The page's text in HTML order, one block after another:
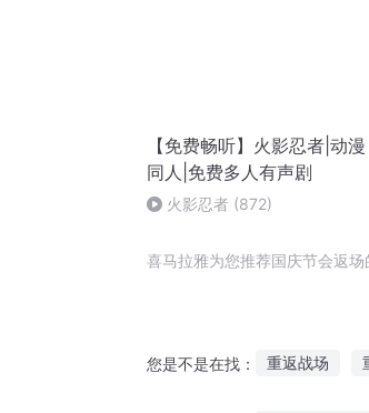
【免费畅听】火影忍者|动漫
同人|免费多人有声剧
火影忍者 (872)
喜马拉雅为您推荐国庆节会返
您是不是在找： 重返战场